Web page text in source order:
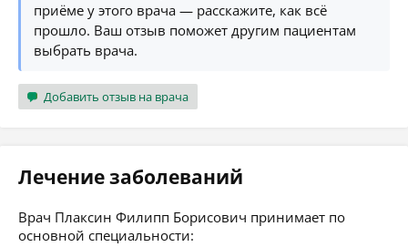
приёме у этого врача — расскажите, как всё
прошло. Ваш отзыв поможет другим пациентам
выбрать врача.
Добавить отзыв на врача
Лечение заболеваний
Врач Плаксин Филипп Борисович принимает по
основной специальности: